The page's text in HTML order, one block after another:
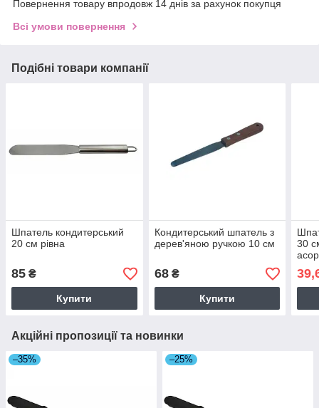
Повернення товару впродовж 14 днів за рахунок покупця
Всі умови повернення
Подібні товари компанії
Шпатель кондитерський
20 см рівна
85 ₴
Купити
Кондитерський шпатель з
дерев'яною ручкою 10 см
68₴
Купити
30
Акційні пропозиції та новинки
–35% –25%